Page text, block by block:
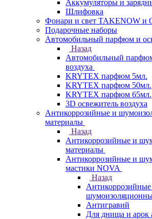
Аккумуляторы и
Шлифовка
Фонари и свет TAKENOW и
Подарочные наборы
Автомобильный парфюм и
Назад
Автомобильный
воздуха
KRYTEX парфюм 5мл.
KRYTEX парфюм 50мл.
KRYTEX парфюм 65мл.
3D освежитель воздуха
Антикоррозийные и
материалы
Назад
Антикоррозийные и
материалы
Антикоррозийные и
мастики NOVA
Назад
Антигравий
Для днища и арок